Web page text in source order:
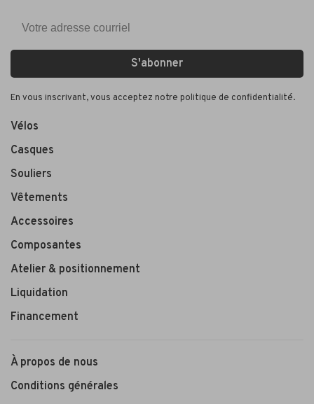
S'abonner
En vous inscrivant, vous acceptez notre politique de confidentialité.
Vélos
Casques
Souliers
Vêtements
Accessoires
Composantes
Atelier & positionnement
Liquidation
Financement
À propos de nous
Conditions générales